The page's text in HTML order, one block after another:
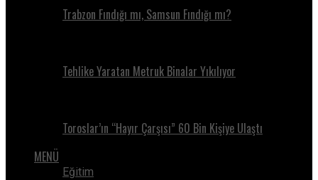
Trabzon Fındığı mı, Samsun Fındığı mı?
Tehlike Yaratan Metruk Binalar Yıkılıyor
Toroslar’ın “Hayır Çarşısı” 60 Bin Kişiye Ulaştı
MENÜ
Eğitim